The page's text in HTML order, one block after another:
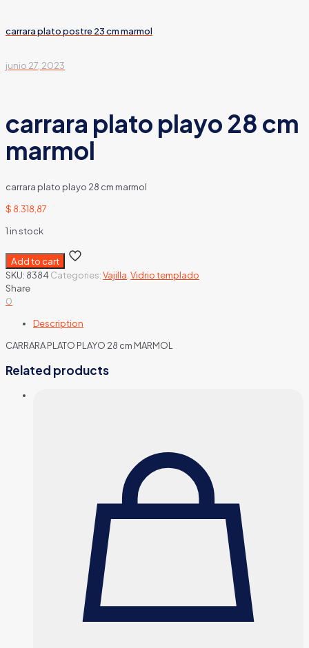
carrara plato postre 23 cm marmol
junio 27, 2023
carrara plato playo 28 cm
marmol
carrara plato playo 28 cm marmol
$ 8.318,87
1 in stock
Add to cart
SKU: 8384 Categories:Vajilla Vidrio templado
Share
0
Description
CARRARA PLATO PLAYO 28 cm MARMOL
Related products